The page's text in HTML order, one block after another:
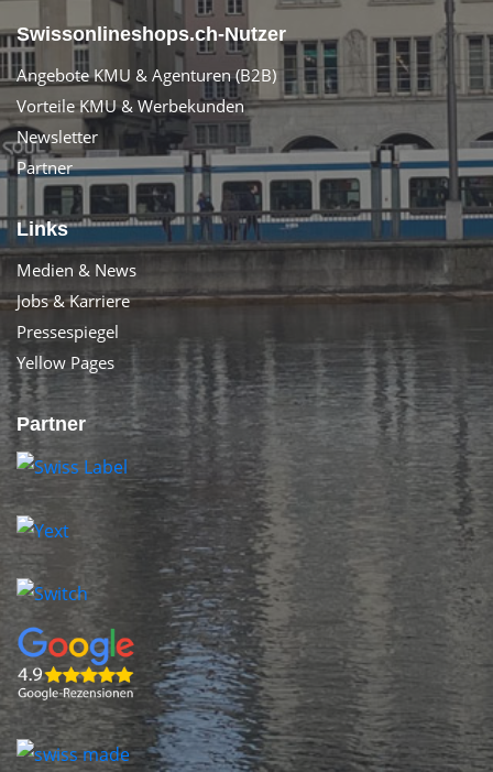
Swissonlineshops.ch-Nutzer
Angebote KMU & Agenturen (B2B)
Vorteile KMU & Werbekunden
Newsletter
Partner
Links
Medien & News
Jobs & Karriere
Pressespiegel
Yellow Pages
Partner